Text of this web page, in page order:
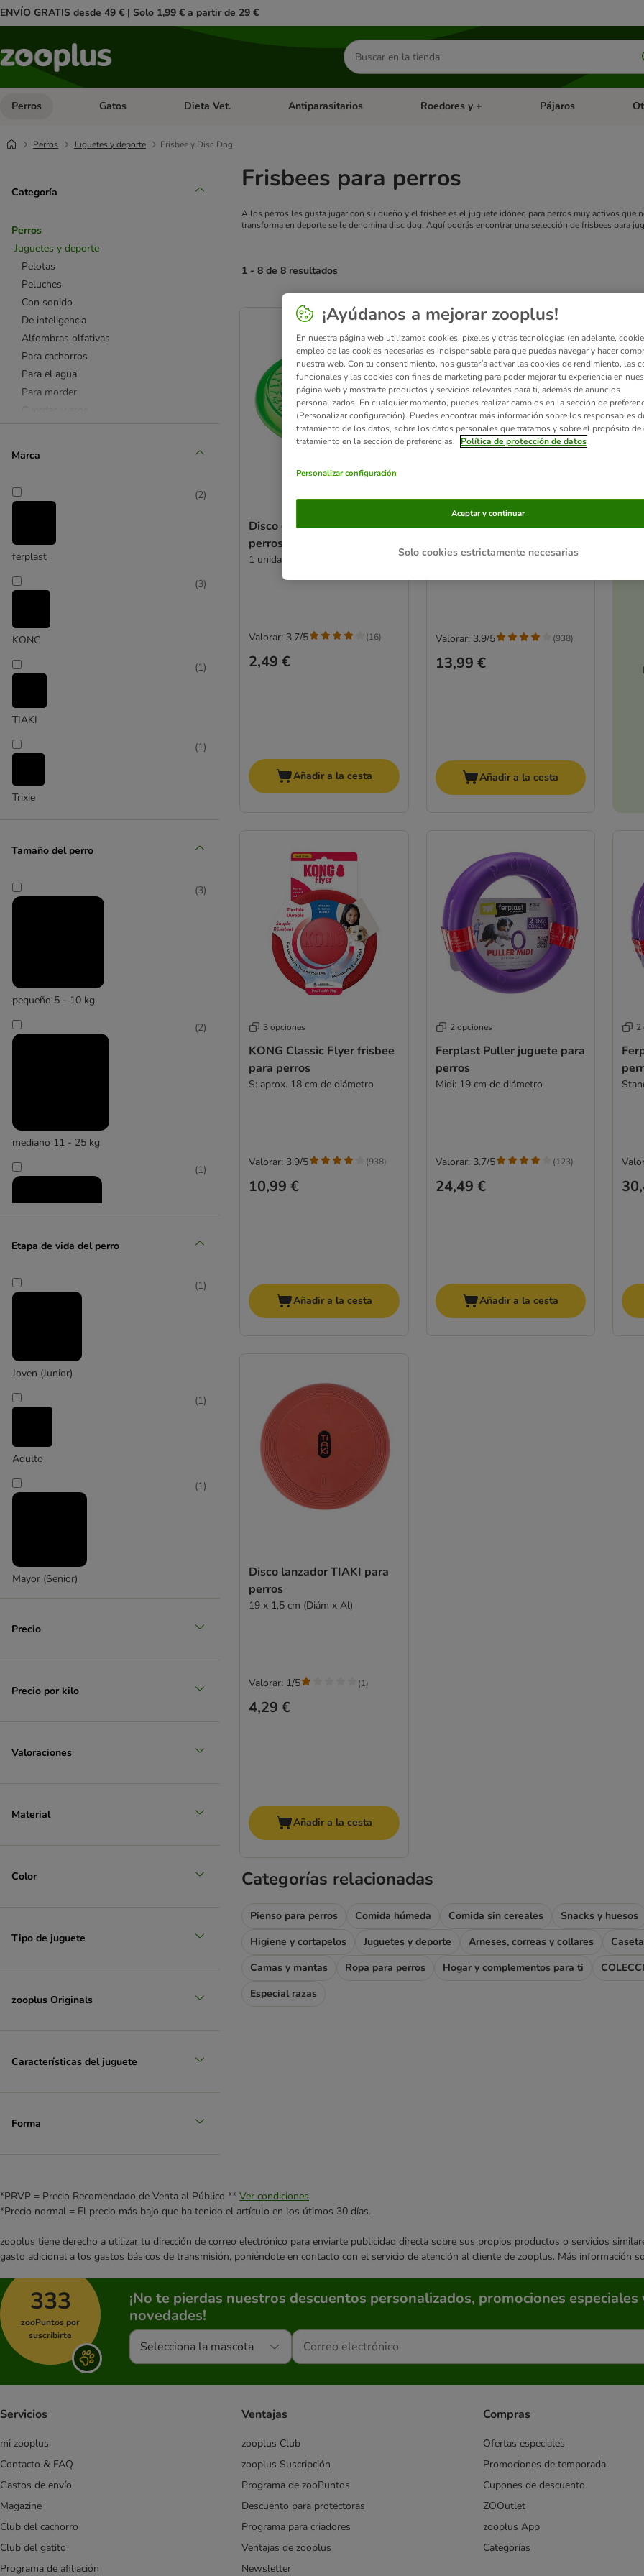
ENVÍO GRATIS desde 49 € | Solo 1,99 € a partir de 29 €
Buscar
productos
Perros Menú de categoria abierto: Perros
Gatos Menú de categoria abierto: Gatos
Dieta Vet. Menú de categoria abierto: Dieta Vet.
Antiparasitarios Menú de categoria abierto: Antiparasitarios
Roedores y + Menú de categoria
Pájaros
Perros Juguetes y deporte Frisbee y Disc Dog
Categoría
Perros
Juguetes y deporte
Pelotas
Peluches
Con sonido
De inteligencia
Alfombras olfativas
Para cachorros
Para el agua
Para morder
🎅 Juguetes navideños
Chuckit!
Nomad Tales
Canicross
Running
Frisbee y Disc Dog
Adiestramiento
Clicker para perros
Dummies y señuelos
Marca
ferplast
(2)
KONG
(3)
TIAKI
(1)
Trixie
(1)
Tamaño del perro
pequeño 5 - 10 kg
(3)
mediano 11 - 25 kg
(2)
grande 26 - 45 kg
(1)
Etapa de vida del perro
Joven (Junior)
(1)
Adulto
(1)
Mayor (Senior)
(1)
Precio
Precio por kilo
Valoraciones
Material
Color
Tipo de juguete
zooplus Originals
Características del juguete
Forma
Frisbees para perros
A los perros les gusta jugar con su dueño y el frisbee es el juguete idóneo para perros muy activos que
transforma en deporte se le denomina disc dog. Aquí podrás encontrar una selección de frisbees para
1 - 8 de 8 resultados
product items have been changed
Disco de caucho para
perros
1 unidad
2,49 €
Valorar: 3.7/5 (16)
Añadir a la cesta
KONG Classic Flyer frisbee
para perros
13,99 €
Valorar: 3.9/5 (938)
Añadir a la cesta
3 opciones
KONG Classic Flyer frisbee
para perros
S: aprox. 18 cm de diámetro
10,99 €
Valorar: 3.9/5 (938)
Añadir a la cesta
2 opciones
Ferplast Puller juguete para
perros
Midi: 19 cm de diámetro
24,49 €
Valorar: 3.7/5 (123)
Añadir a la cesta
2
Disco lanzador TIAKI para
perros
19 x 1,5 cm (Diám x Al)
4,29 €
Valorar: 1/5 (1)
Añadir a la cesta
Categorías relacionadas
Pienso para perros Comida húmeda Comida sin cereales Snacks y huesos
Higiene y cortapelos
Juguetes y deporte Arneses, correas y collares
Camas y mantas
Ropa para perros Hogar y complementos para ti
Especial razas
*PRVP = Precio Recomendado de Venta al Público ** Ver condiciones
*Precio normal = El precio más bajo que ha tenido el artículo en los útimos 30 días.
zooplus tiene derecho a utilizar tu dirección de correo electrónico para enviarte publicidad directa sobre sus propios productos o servicios
gasto adicional a los gastos básicos de transmisión, poniéndote en contacto con el servicio de atención al cliente de zooplus. Más información
333
zooPuntos por
suscribirte
¡No te pierdas nuestros descuentos personalizados, promociones especiales
novedades!
Selecciona la mascota
Servicios
mi zooplus
Contacto & FAQ
Gastos de envío
Magazine
Club del cachorro
Club del gatito
Programa de afiliación
Ventajas
zooplus Club
zooplus Suscripción
Programa de zooPuntos
Descuento para protectoras
Programa para criadores
Ventajas de zooplus
Newsletter
Compras
Ofertas especiales
Promociones de temporada
Cupones de descuento
ZOOutlet
zooplus App
Categorías
¡Ayúdanos a mejorar zooplus!
En nuestra página web utilizamos cookies, píxeles y otras tecnologías (en adelante,
empleo de las cookies necesarias es indispensable para que puedas navegar y hacer
nuestra web. Con tu consentimiento, nos gustaría activar las cookies de rendimiento, las
funcionales y las cookies con fines de marketing para poder mejorar tu experiencia en
página web y mostrarte productos y servicios relevantes para ti, además de anuncios
personalizados. En cualquier momento, puedes realizar cambios en la sección de
(Personalizar configuración). Puedes encontrar más información sobre los responsables
tratamiento de los datos, sobre los datos personales que tratamos y sobre el propósito de
tratamiento en la sección de preferencias.
Política de protección de datos
Personalizar configuración
Solo cookies estrictamente necesarias
Aceptar y continuar